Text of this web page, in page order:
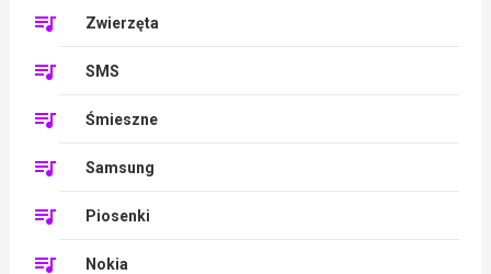
Zwierzęta
SMS
Śmieszne
Samsung
Piosenki
Nokia